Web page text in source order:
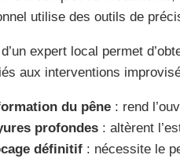
utilise des outils de
expert local permet
aux interventions
du pêne : rend
profondes : altèrent
définitif : nécessite le